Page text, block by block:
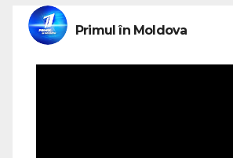
Primul în Moldova